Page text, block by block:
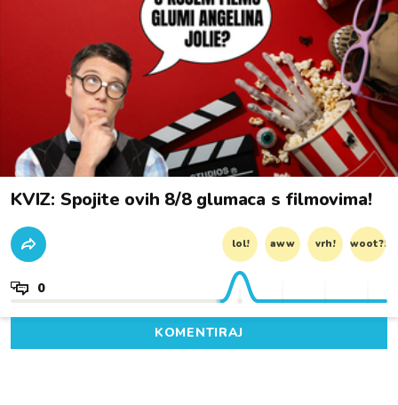
KVIZ: Spojite ovih 8/8 glumaca s filmovima!
lol! aww vrh! woot?!
0
KOMENTIRAJ